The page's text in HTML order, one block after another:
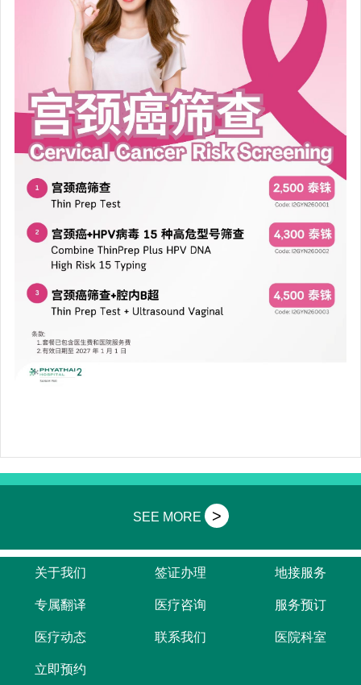
SEE MORE >
关于我们 签证办理 地接服务
专属翻译 医疗咨询 服务预订
医疗动态 联系我们 医院科室
立即预约